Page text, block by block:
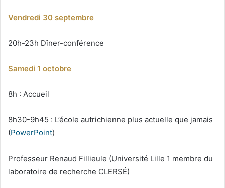
Vendredi 30 septembre
20h-23h Dîner-conférence
Samedi 1 octobre
8h : Accueil
8h30-9h45 : L’école autrichienne plus actuelle que jamais
(PowerPoint)
Professeur Renaud Fillieule (Université Lille 1 membre du
laboratoire de recherche CLERSÉ)